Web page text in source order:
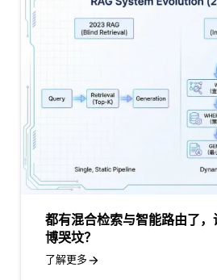
都有混合检索与智能路由了，
博哭坟？
了解更多